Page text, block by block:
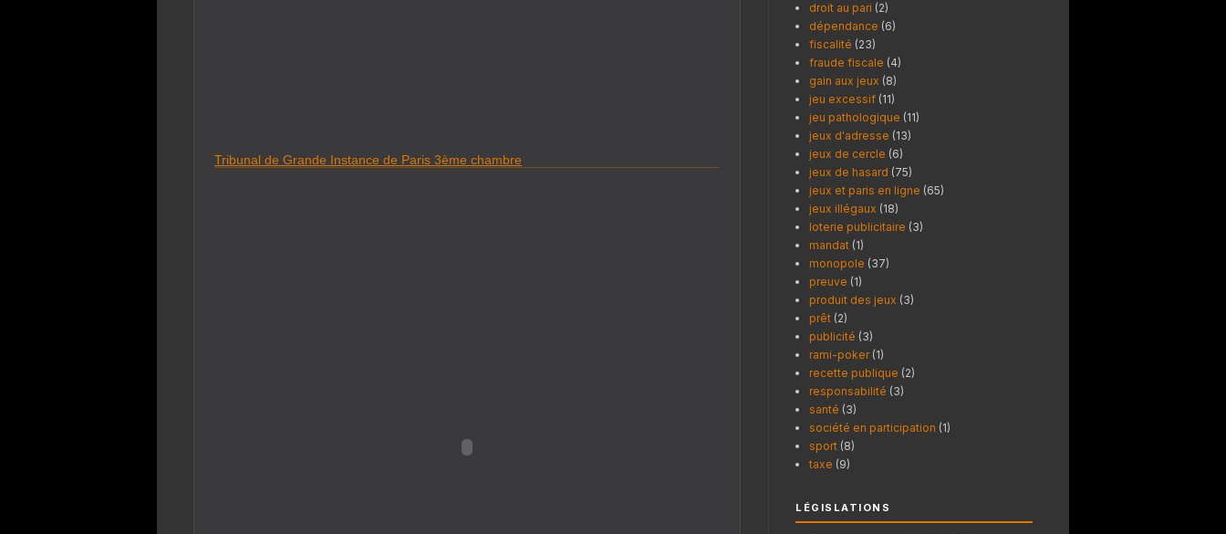
Tribunal de Grande Instance de Paris 3ème chambre
droit au pari (2)
dépendance (6)
fiscalité (23)
fraude fiscale (4)
gain aux jeux (8)
jeu excessif (11)
jeu pathologique (11)
jeux d'adresse (13)
jeux de cercle (6)
jeux de hasard (75)
jeux et paris en ligne (65)
jeux illégaux (18)
loterie publicitaire (3)
mandat (1)
monopole (37)
preuve (1)
produit des jeux (3)
prêt (2)
publicité (3)
rami-poker (1)
recette publique (2)
responsabilité (3)
santé (3)
société en participation (1)
sport (8)
taxe (9)
LÉGISLATIONS